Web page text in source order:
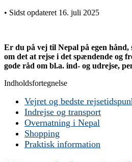
• Sidst opdateret 16. juli 2025
Er du på vej til Nepal på egen hånd,
om det at rejse i det spændende og
gode råd om bl.a. ind- og udrejse,
Indholdsfortegnelse
Vejret og bedste
Indrejse og transport
Overnatning i Nepal
Shopping
Praktisk information